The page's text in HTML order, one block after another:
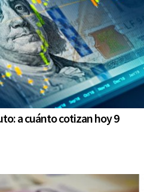
a cuánto cotizan hoy 9